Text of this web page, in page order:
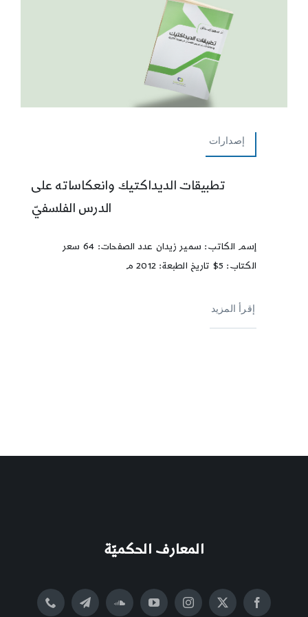
إصدارات
تطبيقات الديداكتيك وانعكاساته على
الدرس الفلسفيّ
إسم الكاتب: سمير زيدان عدد الصفحات: 64 سعر
الكتاب: 5$ تاريخ الطبعة: 2012 م
إقرأ المزيد
المعارف الحكميّة